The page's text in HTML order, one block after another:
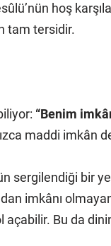
hoş
tam tersidir.
“Benim
maddi imkân
bir yer
imkânı
Bu da